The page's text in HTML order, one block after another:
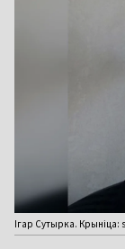
Ігар Сутырка. Крыніца: